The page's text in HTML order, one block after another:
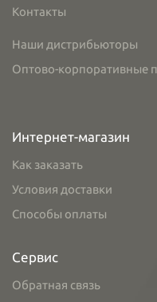
Контакты
Наши дистрибьюторы
Оптово-корпоративные
Интернет-магазин
Как заказать
Условия доставки
Способы оплаты
Сервис
Обратная связь